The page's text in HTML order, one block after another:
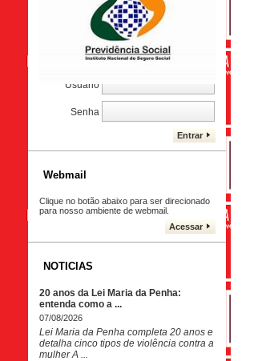
CONTROLE DE PROCESSOS
Caro Cliente, cadastre seu e-mail, e
acompanhe seu processo. DJALMA
Usuário
Senha
Entrar
Webmail
Clique no botão abaixo para ser direcionado
para nosso ambiente de webmail.
Acessar
NOTICIAS
20 anos da Lei Maria da Penha:
entenda como a ...
07/08/2026
Lei Maria da Penha completa 20 anos e
detalha cinco tipos de violência contra a
mulher A ...